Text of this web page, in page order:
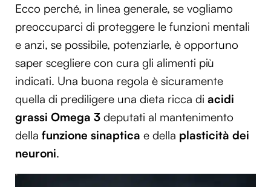
Ecco perché, in linea generale, se vogliamo
preoccuparci di proteggere le funzioni mentali
e anzi, se possibile, potenziarle, è opportuno
saper scegliere con cura gli alimenti più
indicati. Una buona regola è sicuramente
quella di prediligere una dieta ricca di acidi
grassi Omega 3 deputati al mantenimento
della funzione sinaptica e della plasticità dei
neuroni.